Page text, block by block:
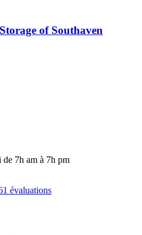
of Southaven
7h am à 7h pm
évaluations